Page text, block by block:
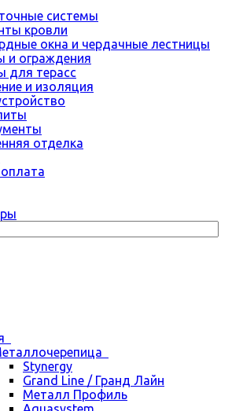
системы
кровли
окна и чердачные лестницы
и ограждения
для терасс
и изоляция
отделка
Stynergy
Grand Line / Гранд Лайн
Металл Профиль